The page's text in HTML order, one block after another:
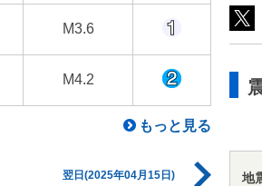
M3.6
M4.2
もっと見る
翌日(2025年04月15日) 地